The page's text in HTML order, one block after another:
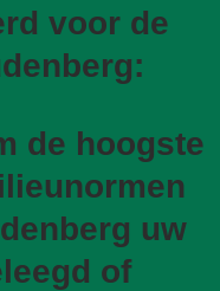
voor de
de hoogste
uw
of